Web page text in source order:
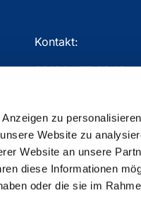
zu
Website zu
Website an unsere
diese Informationen
oder die sie im
Kontakt:
02104 - 77 03 10
ChurchDesk-